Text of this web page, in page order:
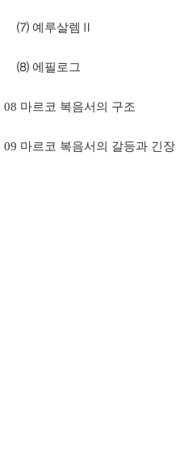
⑺ 예루살렘Ⅱ
⑻ 에필로그
08 마르코 복음서의 구조
09 마르코 복음서의 갈등과 긴장